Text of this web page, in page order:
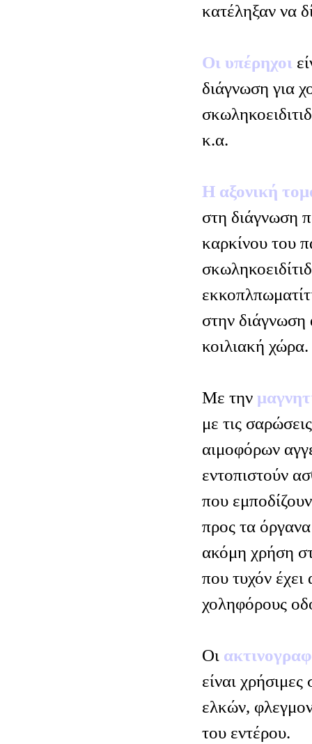
κατέληξαν να
Οι υπέρηχοι
διάγνωση για
κ.α.
Η αξονική
στη διάγνωση
καρκίνου του
στην
κοιλιακή χώρα.
Με την
με τις
αιμοφόρων
εντοπιστούν
που
προς τα όργανα
ακόμη χρήση
που τυχόν έχει
χοληφόρους
Οι
είναι
ελκών,
του εντέρου.